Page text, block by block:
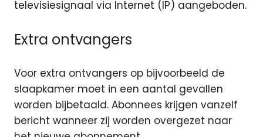
televisiesignaal via Internet (IP) aangeboden.
Extra ontvangers
Voor extra ontvangers op bijvoorbeeld de
slaapkamer moet in een aantal gevallen
worden bijbetaald. Abonnees krijgen vanzelf
bericht wanneer zij worden overgezet naar